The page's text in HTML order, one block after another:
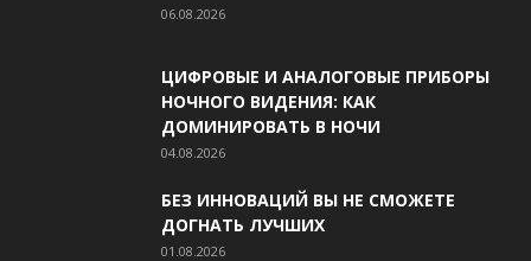
06.08.2026
ЦИФРОВЫЕ И АНАЛОГОВЫЕ ПРИБОРЫ
НОЧНОГО ВИДЕНИЯ: КАК
ДОМИНИРОВАТЬ В НОЧИ
04.08.2026
БЕЗ ИННОВАЦИЙ ВЫ НЕ СМОЖЕТЕ
ДОГНАТЬ ЛУЧШИХ
01.08.2026